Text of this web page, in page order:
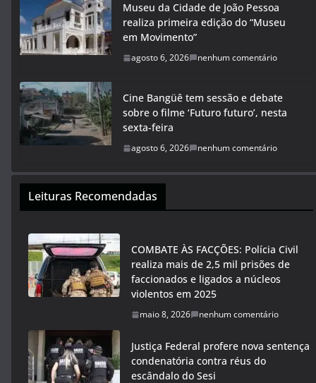
Museu da Cidade de João Pessoa
realiza primeira edição do “Museu
em Movimento”
agosto 6, 2026 nenhum comentário
Cine Bangüê tem sessão e debate
sobre o filme ‘Futuro futuro’, nesta
sexta-feira
agosto 6, 2026 nenhum comentário
Leituras Recomendadas
COMBATE ÀS FACÇÕES: Polícia Civil
realiza mais de 2,5 mil prisões de
faccionados e ligados a núcleos
violentos em 2025
maio 8, 2026 nenhum comentário
Justiça Federal profere nova sentença
condenatória contra réus do
escândalo do Sesi